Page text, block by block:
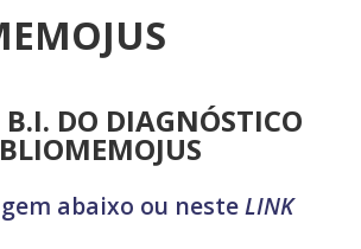
DO DIAGNÓSTICO
abaixo ou nesteLINK